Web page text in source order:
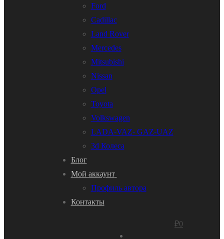
Ford
Cadillac
Land Rover
Mercedes
Mitsubishi
Nissan
Opel
Toyota
Volkswagen
LADA-VAZ- GAZ-UAZ
3d Колеса
Блог
Мой аккаунт
Профиль автора
Контакты
₽0